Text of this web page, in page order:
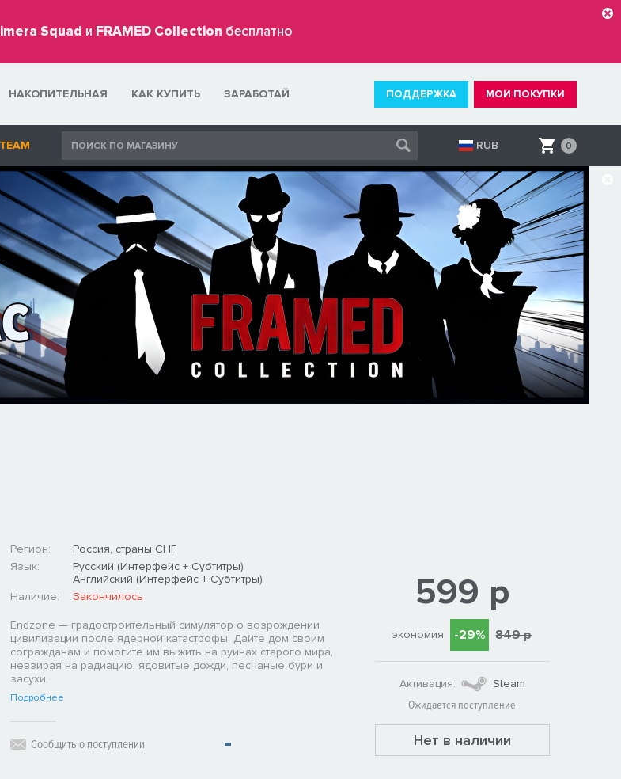
Squad и FRAMED Collection бесплатно
НАКОПИТЕЛЬНАЯ КАК КУПИТЬ ЗАРАБОТАЙ ПОДДЕРЖКА МОИ ПОКУПКИ
RUB 0
Регион:
Россия, страны СНГ
Язык:
Русский (Интерфейс + Субтитры)
Английский (Интерфейс + Субтитры)
Наличие:
Закончилось
Endzone — градостроительный симулятор о возрождении
цивилизации после ядерной катастрофы. Дайте дом своим
согражданам и помогите им выжить на руинах старого мира,
невзирая на радиацию, ядовитые дожди, песчаные бури и
засухи.
Подробнее
Сообщить о поступлении
599 р
экономия -29% 849 р
Активация:
Steam
Ожидается поступление
Нет в наличии